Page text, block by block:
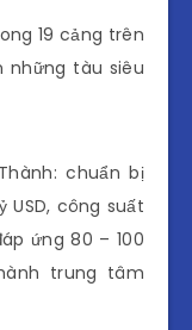
19 cảng trên
những tàu siêu
chuẩn bị
USD, công suất
ứng 80 – 100
trung tâm